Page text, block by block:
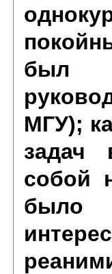
был
МГУ);
задач
собой